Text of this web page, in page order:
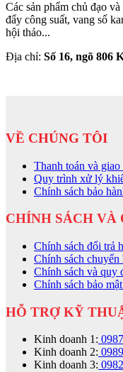
Các sản phẩm chủ đạo
đẩy công suất, vang số
hội thảo...
Địa chỉ: Số 16, ngõ 806
VỀ CHÚNG TÔI
Thanh toán và giao
Quy trình xử lý
Chính sách bảo
CHÍNH SÁCH VÀ
Chính sách đổi trả
Chính sách chuyển
Chính sách và quy
Chính sách bảo
HỖ TRỢ KỸ
Kinh doanh 1:
Kinh doanh 2:
Kinh doanh 3: